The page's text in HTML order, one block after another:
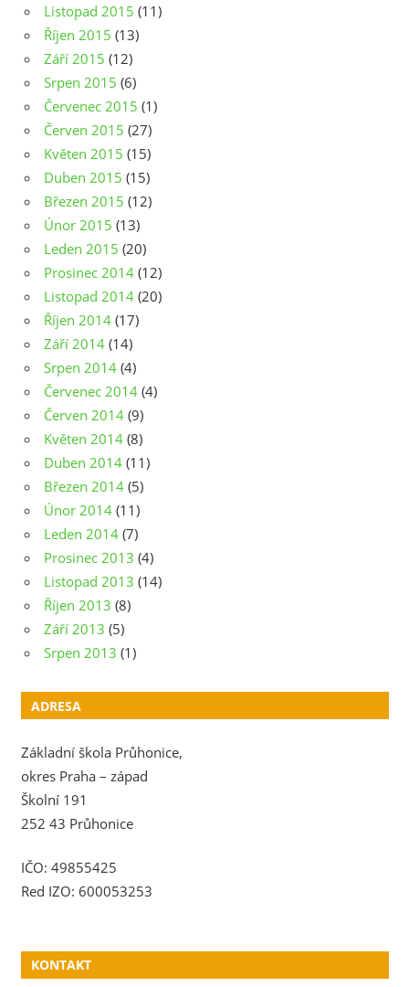
Listopad 2015 (11)
Říjen 2015 (13)
Září 2015 (12)
Srpen 2015 (6)
Červenec 2015 (1)
Červen 2015 (27)
Květen 2015 (15)
Duben 2015 (15)
Březen 2015 (12)
Únor 2015 (13)
Leden 2015 (20)
Prosinec 2014 (12)
Listopad 2014 (20)
Říjen 2014 (17)
Září 2014 (14)
Srpen 2014 (4)
Červenec 2014 (4)
Červen 2014 (9)
Květen 2014 (8)
Duben 2014 (11)
Březen 2014 (5)
Únor 2014 (11)
Leden 2014 (7)
Prosinec 2013 (4)
Listopad 2013 (14)
Říjen 2013 (8)
Září 2013 (5)
Srpen 2013 (1)
ADRESA
Základní škola Průhonice,
okres Praha – západ
Školní 191
252 43 Průhonice
IČO: 49855425
Red IZO: 600053253
KONTAKT